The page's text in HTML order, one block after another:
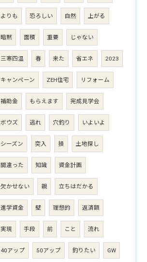
よりも 恐ろしい 自然 上がる
暗黙 面積 重要 じゃない
三寒四温 春 来た 省エネ 2023
キャンペーン ZEH住宅 リフォーム
補助金 もらえます 完成見学会
ボウズ 逃れ 穴釣り いよいよ
シーズン 突入 損 土地探し
間違った 知識 資金計画
欠かせない 親 立ちはだかる
進学資金 壁 理想的 返済額
実現 手段 前 こと 流れ
40アップ 50アップ 釣りたい GW